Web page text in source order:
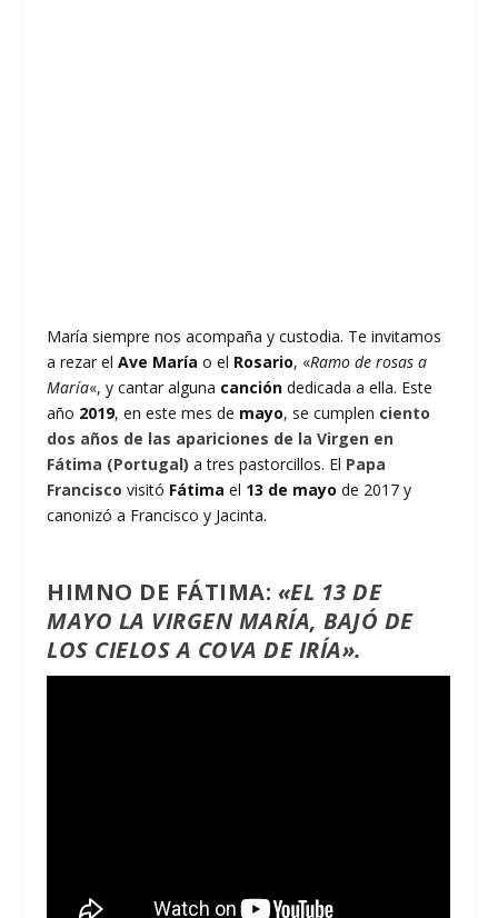
María siempre nos acompaña y custodia. Te invitamos
a rezar elAve María o el Rosario, «Ramo de rosas a
María«, y cantar alguna canción dedicada a ella. Este
año 2019, en este mes de mayo, se cumplen ciento
dos años de las apariciones de la Virgen en
Fátima (Portugal) a tres pastorcillos. El Papa
Francisco visitó Fátima el 13 de mayo de 2017 y
canonizó a Francisco y Jacinta.
HIMNO DE FÁTIMA: «EL 13 DE
MAYO LA VIRGEN MARÍA, BAJÓ DE
LOS CIELOS A COVA DE IRÍA».